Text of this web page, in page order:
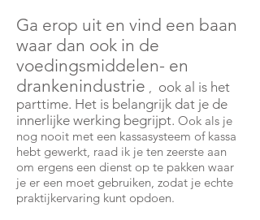
Ga erop uit en vind een baan
waar dan ook in de
voedingsmiddelen- en
drankenindustrie , ook al is het
parttime. Het is belangrijk dat je de
innerlijke werking begrijpt. Ook als je
nog nooit met een kassasysteem of kassa
hebt gewerkt, raad ik je ten zeerste aan
om ergens een dienst op te pakken waar
je er een moet gebruiken, zodat je echte
praktijkervaring kunt opdoen.